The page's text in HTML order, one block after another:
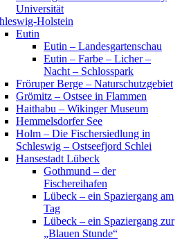
Universität
Holstein
Eutin
Eutin – Landesgartenschau
Eutin – Farbe – Licher –
Nacht – Schlosspark
Fröruper Berge – Naturschutzgebiet
Grömitz – Ostsee in Flammen
Haithabu – Wikinger Museum
Hemmelsdorfer See
Holm – Die Fischersiedlung in
Schleswig – Ostseefjord Schlei
Hansestadt Lübeck
Gothmund – der
Fischereihafen
Lübeck – ein Spaziergang am
Tag
Lübeck – ein Spaziergang zur
„Blauen Stunde“